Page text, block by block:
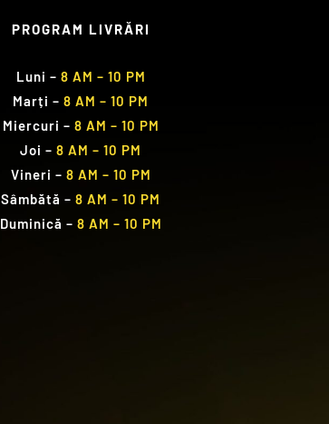
PROGRAM LIVRĂRI
Luni – 8 AM – 10 PM
Marți –8 AM – 10 PM
Miercuri – 8 AM – 10 PM
Joi –8 AM – 10 PM
Vineri – 8 AM – 10 PM
Sâmbătă –8 AM – 10 PM
Duminică – 8 AM – 10 PM